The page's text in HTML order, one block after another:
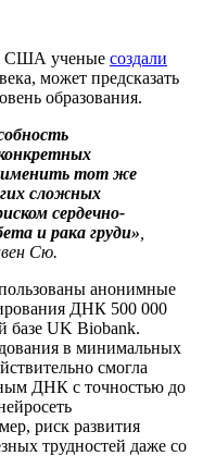
США ученые создали
может предсказать
образования.
тот же
сложных
сердечно-
и рака груди»
Сю.
анонимные
ДНК 500 000
базе UK Biobank.
в минимальных
смогла
ДНК с точностью до
риск развития
трудностей даже со